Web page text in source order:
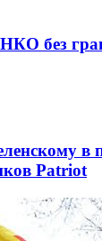
без
в
Patriot